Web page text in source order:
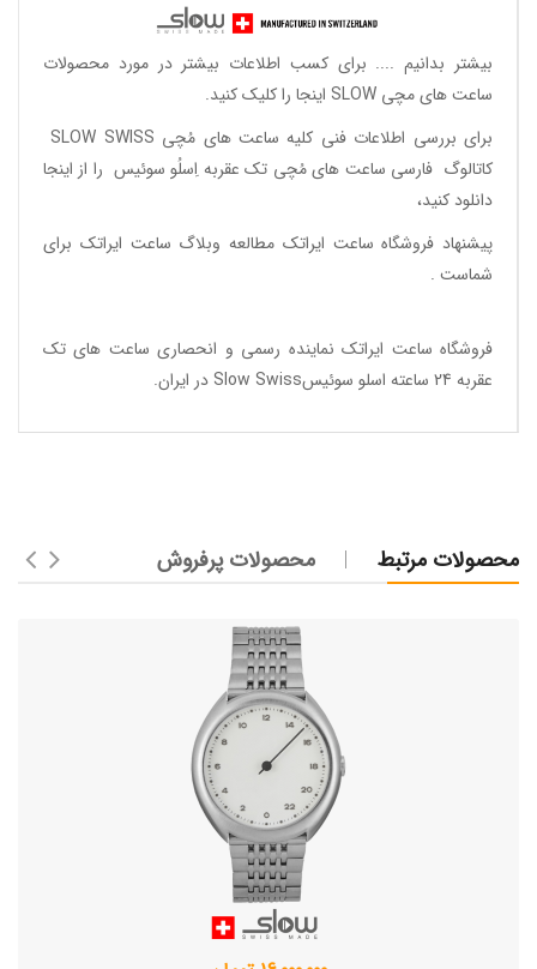
بیشتر بدانیم .... برای کسب اطلاعات بیشتر در مورد محصولات
ساعت های مچی SLOW اینجا را کلیک کنید.
برای بررسی اطلاعات فنی کلیه ساعت های مُچی SLOW SWISS
کاتالوگ فارسی ساعت های مُچی تک عقربه اِسلُو سوئیس را از اینجا
دانلود کنید،
پیشنهاد فروشگاه ساعت ایراتک مطالعه وبلاگ ساعت ایراتک برای
شماست .
فروشگاه ساعت ایراتک نماینده رسمی و انحصاری ساعت های تک
عقربه 24 ساعته اسلو سوئیسSlow Swiss در ایران
.
محصولات مرتبط محصولات پرفروش